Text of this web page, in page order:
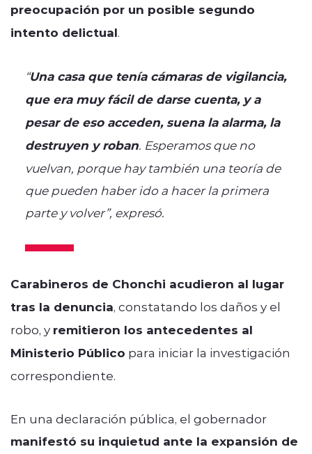
preocupación por un posible segundo
intento delictual.
“Una casa que tenía cámaras de vigilancia,
que era muy fácil de darse cuenta, y a
pesar de eso acceden, suena la alarma, la
destruyen y roban. Esperamos que no
vuelvan, porque hay también una teoría de
que pueden haber ido a hacer la primera
parte y volver”, expresó.
Carabineros de Chonchi acudieron al lugar
tras la denuncia, constatando los daños y el
robo, y remitieron los antecedentes al
Ministerio Público para iniciar la investigación
correspondiente.
En una declaración pública, el gobernador
manifestó su inquietud ante la expansión de